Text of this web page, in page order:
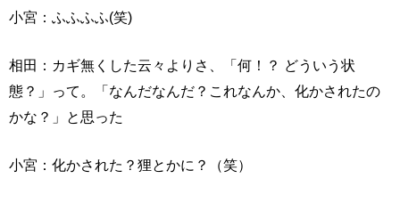
小宮：ふふふふ(笑)
相田：カギ無くした云々よりさ、「何！？ どういう状
態？」って。「なんだなんだ？これなんか、化かされたの
かな？」と思った
小宮：化かされた？狸とかに？（笑）